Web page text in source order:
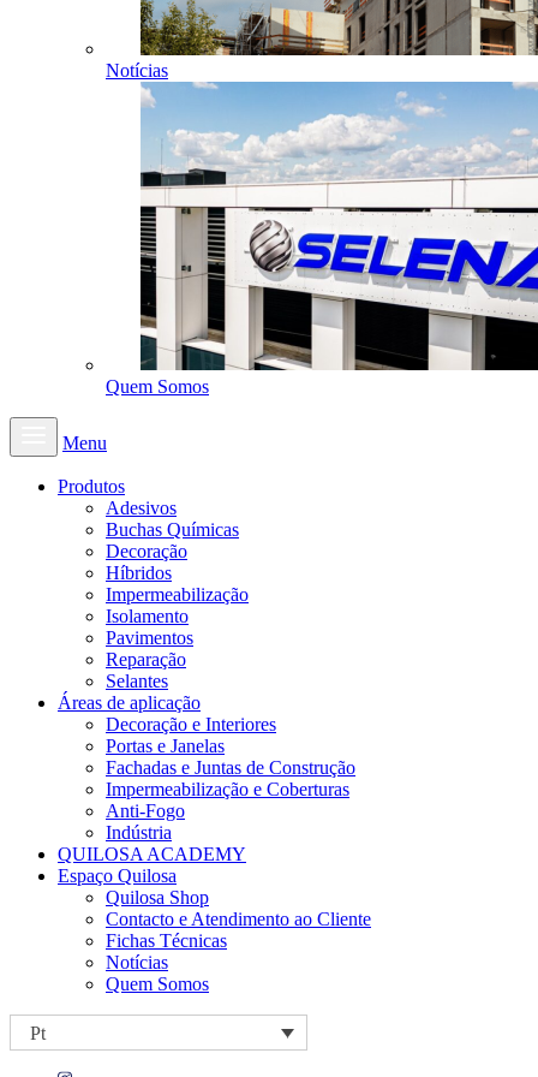
Notícias
Quem Somos
Menu
Produtos
Adesivos
Buchas Químicas
Decoração
Híbridos
Impermeabilização
Isolamento
Pavimentos
Reparação
Selantes
Áreas de aplicação
Decoração e Interiores
Portas e Janelas
Fachadas e Juntas de Construção
Impermeabilização e Coberturas
Anti-Fogo
Indústria
QUILOSA ACADEMY
Espaço Quilosa
Quilosa Shop
Contacto e Atendimento ao Cliente
Fichas Técnicas
Notícias
Quem Somos
Pt